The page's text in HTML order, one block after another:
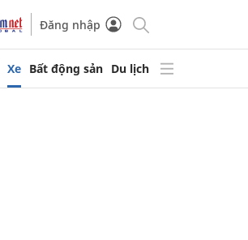
Đăng nhập
Xe Bất động sản Du lịch